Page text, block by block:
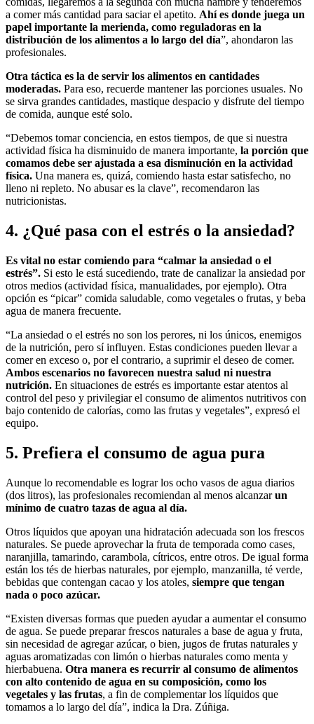
a comer más cantidad para saciar el apetito. Ahí es donde juega un
papel importante la merienda, como reguladoras en la
distribución de los alimentos a lo largo del día”, ahondaron las
profesionales.
Otra táctica es la de servir los alimentos en cantidades
moderadas. Para eso, recuerde mantener las porciones usuales. No
se sirva grandes cantidades, mastique despacio y disfrute del tiempo
de comida, aunque esté solo.
“Debemos tomar conciencia, en estos tiempos, de que si nuestra
actividad física ha disminuido de manera importante, la porción que
comamos debe ser ajustada a esa disminución en la actividad
física. Una manera es, quizá, comiendo hasta estar satisfecho, no
lleno ni repleto. No abusar es la clave”, recomendaron las
nutricionistas.
4. ¿Qué pasa con el estrés o la ansiedad?
Es vital no estar comiendo para “calmar la ansiedad o el
estrés”. Si esto le está sucediendo, trate de canalizar la ansiedad por
otros medios (actividad física, manualidades, por ejemplo). Otra
opción es “picar” comida saludable, como vegetales o frutas, y beba
agua de manera frecuente.
“La ansiedad o el estrés no son los perores, ni los únicos, enemigos
de la nutrición, pero sí influyen. Estas condiciones pueden llevar a
comer en exceso o, por el contrario, a suprimir el deseo de comer.
Ambos escenarios no favorecen nuestra salud ni nuestra
nutrición. En situaciones de estrés es importante estar atentos al
control del peso y privilegiar el consumo de alimentos nutritivos con
bajo contenido de calorías, como las frutas y vegetales”, expresó el
equipo.
5. Prefiera el consumo de agua pura
Aunque lo recomendable es lograr los ocho vasos de agua diarios
(dos litros), las profesionales recomiendan al menos alcanzarun
mínimo de cuatro tazas de agua al día.
Otros líquidos que apoyan una hidratación adecuada son los frescos
naturales. Se puede aprovechar la fruta de temporada como cases,
naranjilla, tamarindo, carambola, cítricos, entre otros. De igual forma
están los tés de hierbas naturales, por ejemplo, manzanilla, té verde,
bebidas que contengan cacao y los atoles, siempre que tengan
nada o poco azúcar.
“Existen diversas formas que pueden ayudar a aumentar el consumo
de agua. Se puede preparar frescos naturales a base de agua y fruta,
sin necesidad de agregar azúcar, o bien, jugos de frutas naturales y
aguas aromatizadas con limón o hierbas naturales como menta y
hierbabuena. Otra manera es recurrir al consumo de alimentos
con alto contenido de agua en su composición, como los
vegetales y las frutas, a fin de complementar los líquidos que
tomamos a lo largo del día”, indica la Dra. Zúñiga.